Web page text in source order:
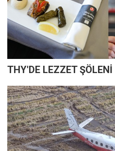
THY'DE LEZZET ŞÖLENİ